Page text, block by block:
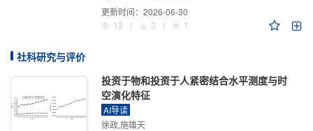
更新时间： 2026-06-30
13
| 3 | 1
社科研究与评价
投资于物和投资于人紧密结合水平测度与时
空演化特征
AI导读
徐政,施雄天